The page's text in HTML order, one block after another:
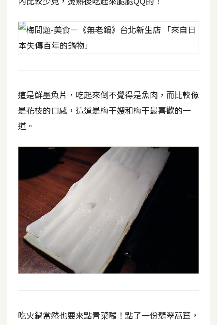
這是鮮墨魚片，吃起來倒不覺得是魚肉，而比較像
是花枝的口感，這道是梅干嫂和梅干最喜歡的一
道。
吃火鍋當然也要來點青菜囉！點了一份翡翠萵苣，